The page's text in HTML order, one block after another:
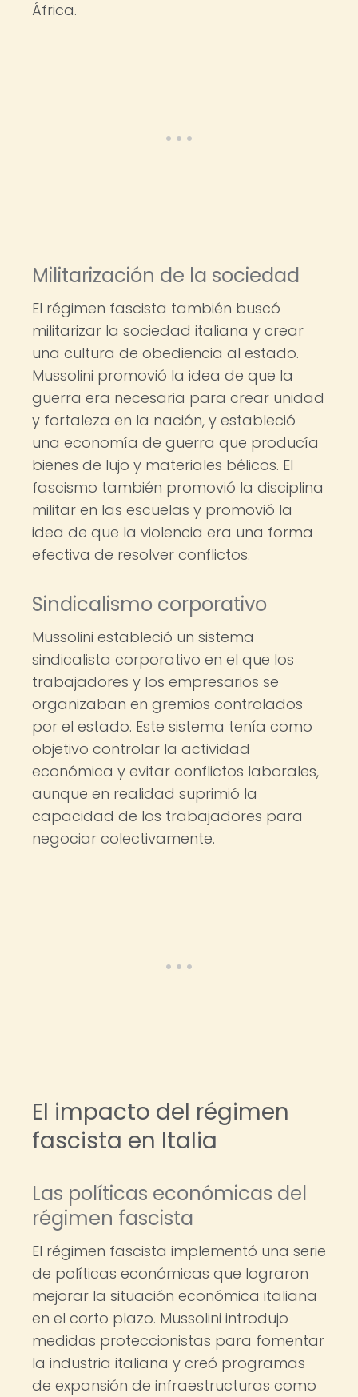
África.
Militarización de la sociedad
El régimen fascista también buscó
militarizar la sociedad italiana y crear
una cultura de obediencia al estado.
Mussolini promovió la idea de que la
guerra era necesaria para crear unidad
y fortaleza en la nación, y estableció
una economía de guerra que producía
bienes de lujo y materiales bélicos. El
fascismo también promovió la disciplina
militar en las escuelas y promovió la
idea de que la violencia era una forma
efectiva de resolver conflictos.
Sindicalismo corporativo
Mussolini estableció un sistema
sindicalista corporativo en el que los
trabajadores y los empresarios se
organizaban en gremios controlados
por el estado. Este sistema tenía como
objetivo controlar la actividad
económica y evitar conflictos laborales,
aunque en realidad suprimió la
capacidad de los trabajadores para
negociar colectivamente.
El impacto del régimen
fascista en Italia
Las políticas económicas del
régimen fascista
El régimen fascista implementó una serie
de políticas económicas que lograron
mejorar la situación económica italiana
en el corto plazo. Mussolini introdujo
medidas proteccionistas para fomentar
la industria italiana y creó programas
de expansión de infraestructuras como